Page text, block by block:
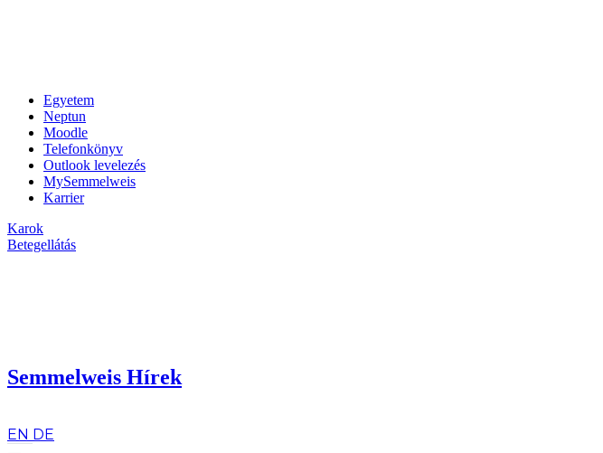
Egyetem
Neptun
Moodle
Telefonkönyv
Outlook levelezés
MySemmelweis
Karrier
Karok
Betegellátás
Semmelweis Hírek
EN DE